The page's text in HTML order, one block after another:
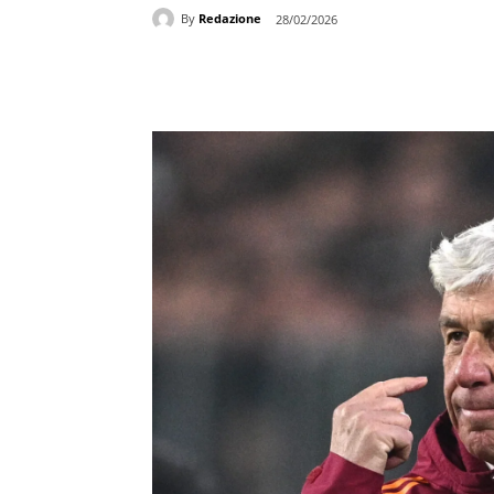
By Redazione 28/02/2026